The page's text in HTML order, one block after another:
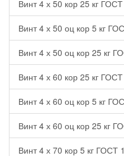
Винт 4 х 50 кор 25 кг
Винт 4 х 50 оц кор 5 кг
Винт 4 х 50 оц кор 25 кг
Винт 4 х 60 кор 25 кг
Винт 4 х 60 оц кор 5 кг
Винт 4 х 60 оц кор 25 кг
Винт 4 х 70 кор 5 кг ГОСТ